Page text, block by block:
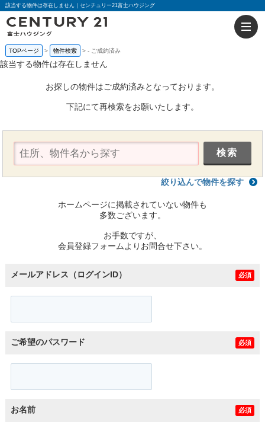
該当する物件は存在しません｜センチュリー21富士ハウジング
TOPページ 物件検索 - ご成約済み
該当する物件は存在しません
お探しの物件はご成約済みとなっております。
下記にて再検索をお願いたします。
絞り込んで物件を探す
ホームページに掲載されていない物件も
多数ございます。
お手数ですが、
会員登録フォームよりお問合せ下さい。
メールアドレス（ログインID） 必須
ご希望のパスワード 必須
お名前 必須